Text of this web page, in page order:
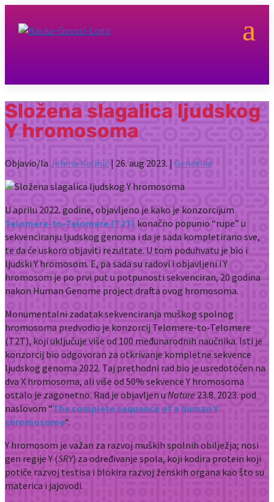
a
Složena slagalica ljudskog
Y hromosoma
Objavio/la Jelena Kalinić | 26. aug 2023. | Genetika
U aprilu 2022. godine, objavljeno je kako je konzorcijum
Telomere-to-Telomere (T2T) konačno popunio “rupe” u
sekvenciranju ljudskog genoma i da je sada kompletirano sve,
te da će uskoro objaviti rezultate. U tom poduhvatu je bio i
ljudski Y hromosom. E, pa sada su radovi i objavljeni i Y
hromosom je po prvi put u potpunosti sekvenciran, 20 godina
nakon Human Genome project drafta ovog hromosoma.
Monumentalni zadatak sekvenciranja muškog spolnog
hromosoma predvodio je konzorcij Telomere-to-Telomere
(T2T), koji uključuje više od 100 međunarodnih naučnika. Isti je
konzorcij bio odgovoran za otkrivanje kompletne sekvence
ljudskog genoma 2022. Taj prethodni rad bio je usredotočen na
dva X hromosoma, ali više od 50% sekvence Y hromosoma
ostalo je zagonetno. Rad je objavljen uNature 23.8. 2023. pod
naslovom “The complete sequence of a human Y
chromosome“.
Y hromosom je važan za razvoj muških spolnih obilježja; nosi
gen regije Y (SRY) za određivanje spola, koji kodira protein koji
potiče razvoj testisa i blokira razvoj ženskih organa kao što su
materica i jajovodi.